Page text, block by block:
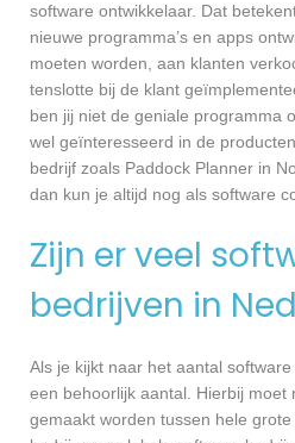
software ontwikkelaar. Dat
nieuwe programma’s en apps
moeten worden, aan klanten
tenslotte bij de klant
ben jij niet de geniale programma
wel geïnteresseerd in de
bedrijf zoals Paddock Planner in
dan kun je altijd nog als software
Zijn er veel
bedrijven in
Als je kijkt naar het aantal
een behoorlijk aantal. Hierbij moet
gemaakt worden tussen hele